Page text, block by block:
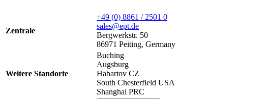
Zentrale
+49 (0) 8861 / 2501 0
sales@ept.de
Bergwerkstr. 50
86971 Peiting, Germany
Weitere Standorte
Buching
Augsburg
Habartov CZ
South Chesterfield USA
Shanghai PRC